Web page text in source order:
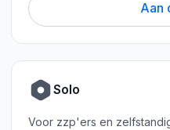
Aan
Solo
Voor zzp'ers en